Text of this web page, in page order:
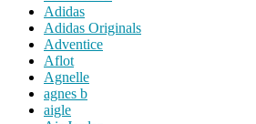
Adidas
Adidas Originals
Adventice
Aflot
Agnelle
agnes b
aigle